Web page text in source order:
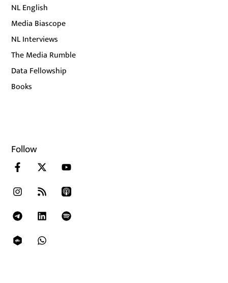
NL English
Media Biascope
NL Interviews
The Media Rumble
Data Fellowship
Books
Follow